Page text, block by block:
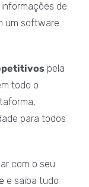
de
um software
pela
todo o
para todos
com o seu
e saiba tudo